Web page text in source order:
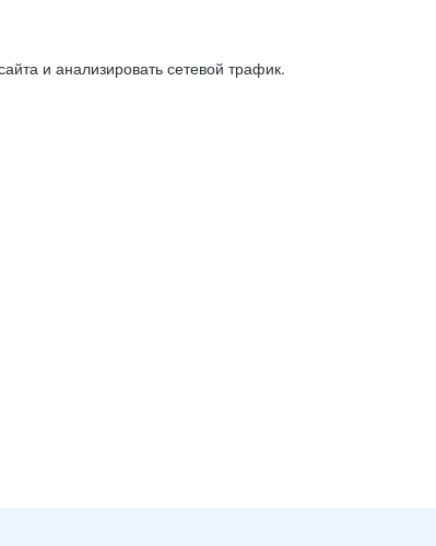
и анализировать сетевой трафик.